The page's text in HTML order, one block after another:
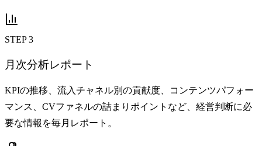
STEP 3
月次分析レポート
KPIの推移、流入チャネル別の貢献度、コンテンツパフォー
マンス、CVファネルの詰まりポイントなど、経営判断に必
要な情報を毎月レポート。